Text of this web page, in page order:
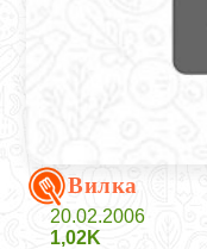
Вилка
20.02.2006
1,02K